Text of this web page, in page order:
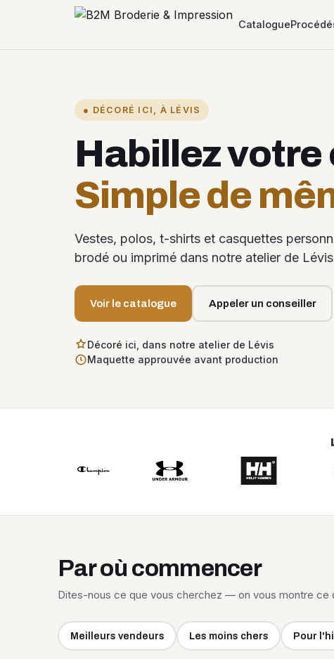
Catalogue
● DÉCORÉ ICI, À LÉVIS
Habillez votre
Simple de
Vestes, polos, t-shirts et casquettes
brodé ou imprimé dans notre atelier de
Voir le catalogue Appeler un conseiller
Décoré ici, dans notre atelier de Lévis
Maquette approuvée avant production
Par où commencer
Dites-nous ce que vous cherchez — on vous montre ce
Meilleurs vendeurs Les moins chers Pour